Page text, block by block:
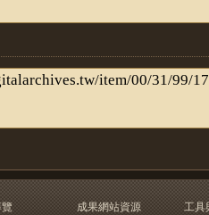
成果網站資源
工具